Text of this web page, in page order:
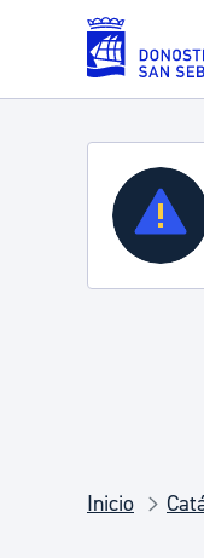
Saltar al contenido
Servicios
Inicio